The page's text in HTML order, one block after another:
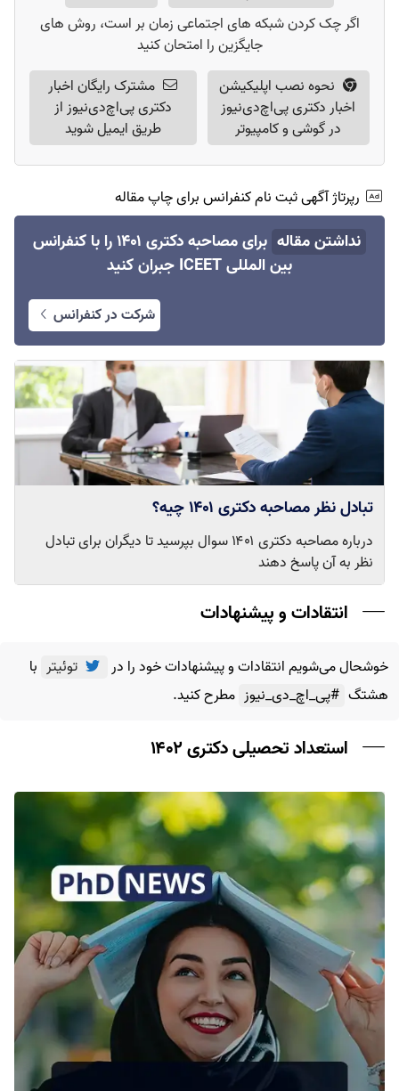
اگر چک کردن شبکه های اجتماعی زمان بر است، روش های
جایگزین را امتحان کنید
نحوه نصب اپلیکیشن
اخبار دکتری پی‌اچ‌دی‌نیوز
در گوشی و کامپیوتر
مشترک رایگان اخبار
دکتری پی‌اچ‌دی‌نیوز از
طریق ایمیل شوید
رپرتاژ آگهی ثبت نام کنفرانس برای چاپ مقاله
نداشتن مقاله
برای مصاحبه دکتری ۱۴۰۱ را با کنفرانس
بین المللی ICEET جبران کنید
شرکت در کنفرانس
تبادل نظر مصاحبه دکتری ۱۴۰۱ چیه؟
درباره مصاحبه دکتری ۱۴۰۱ سوال بپرسید تا دیگران برای تبادل
نظر به آن پاسخ دهند
انتقادات و پیشنهادات
خوشحال می‌شویم انتقادات و پیشنهادات خود را در توئیتر با
هشتگ #پی_اچ_دی_نیوز مطرح کنید.
استعداد تحصیلی دکتری ۱۴۰۲